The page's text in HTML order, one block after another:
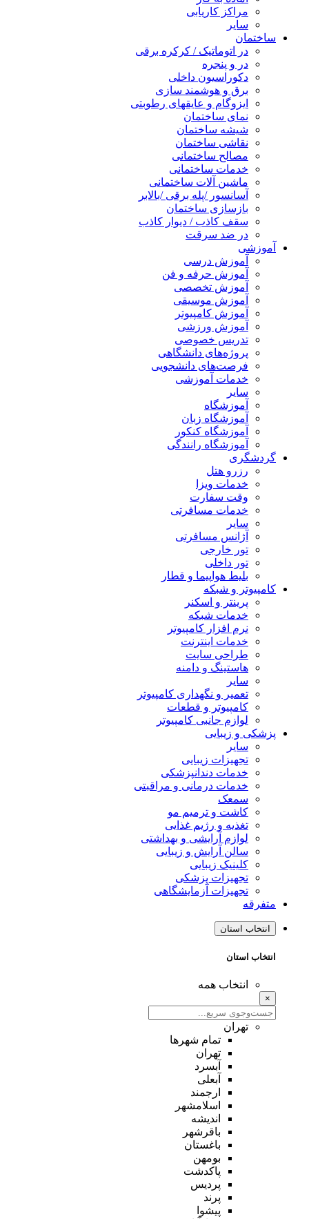
مراکز کاریابی
سایر
ساختمان
در اتوماتیک / کرکره برقی
در و پنجره
دکوراسیون داخلی
برق و هوشمند سازی
ایزوگام و عایقهای رطوبتی
نمای ساختمان
شیشه ساختمان
نقاشی ساختمان
مصالح ساختمانی
خدمات ساختمانی
ماشین آلات ساختمانی
آسانسور /پله برقی /بالابر
بازسازی ساختمان
سقف کاذب / دیوار کاذب
در ضد سرقت
آموزشی
آموزش درسی
آموزش حرفه و فن
آموزش تخصصی
آموزش موسیقی
آموزش کامپیوتر
آموزش ورزشی
تدریس خصوصی
پروژه‌های دانشگاهی
فرصت‌های دانشجویی
خدمات آموزشی
سایر
آموزشگاه
آموزشگاه زبان
آموزشگاه کنکور
آموزشگاه رانندگی
گردشگری
رزرو هتل
خدمات ویزا
وقت سفارت
خدمات مسافرتی
سایر
آژانس مسافرتی
تور خارجی
تور داخلی
بلیط هواپیما و قطار
کامپیوتر و شبکه
پرینتر و اسکنر
خدمات شبکه
نرم افزار کامپیوتر
خدمات اینترنت
طراحی سایت
هاستینگ و دامنه
سایر
تعمیر و نگهداری کامپیوتر
کامپیوتر و قطعات
لوازم جانبی کامپیوتر
پزشکی و زیبایی
سایر
تجهیزات زیبایی
خدمات دندانپزشکی
خدمات درمانی و مراقبتی
سمعک
کاشت و ترمیم مو
تغذیه و رژیم غذایی
لوازم آرایشی و بهداشتی
سالن آرایش و زیبایی
کلینیک زیبایی
تجهیزات پزشکی
تجهیزات آزمایشگاهی
متفرقه
انتخاب استان
انتخاب استان
انتخاب همه
×
تهران
تمام شهر‌ها
تهران
آبسرد
آبعلی
ارجمند
اسلامشهر
اندیشه
باقرشهر
باغستان
بومهن
پاکدشت
پردیس
پرند
پیشوا